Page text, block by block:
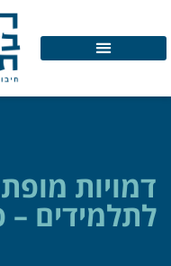
דמויות
לתלמידים –